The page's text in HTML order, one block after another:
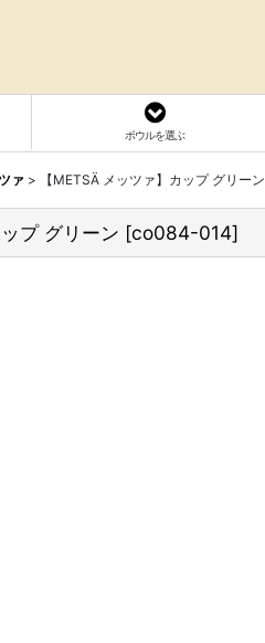
ボウルを選ぶ
ァ > 【METSÄ メッツァ】カップ グリーン
プ グリーン [co084-014]